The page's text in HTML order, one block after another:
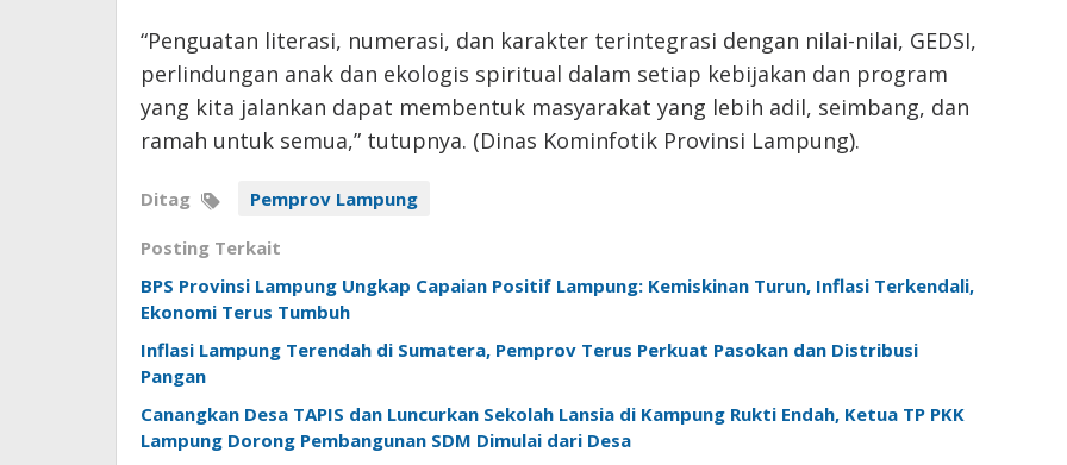
“Penguatan literasi, numerasi, dan karakter terintegrasi dengan nilai-nilai, GEDSI,
perlindungan anak dan ekologis spiritual dalam setiap kebijakan dan program
yang kita jalankan dapat membentuk masyarakat yang lebih adil, seimbang, dan
ramah untuk semua,” tutupnya. (Dinas Kominfotik Provinsi Lampung).
Ditag Pemprov Lampung
Posting Terkait
BPS Provinsi Lampung Ungkap Capaian Positif Lampung: Kemiskinan Turun, Inflasi Terkendali,
Ekonomi Terus Tumbuh
Inflasi Lampung Terendah di Sumatera, Pemprov Terus Perkuat Pasokan dan Distribusi
Pangan
Canangkan Desa TAPIS dan Luncurkan Sekolah Lansia di Kampung Rukti Endah, Ketua TP PKK
Lampung Dorong Pembangunan SDM Dimulai dari Desa